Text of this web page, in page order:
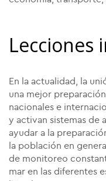
Lecciones
En la actualidad, la
una mejor
nacionales e
y activan sistemas de
ayudar a la
la población en
de monitoreo
mar en las diferentes